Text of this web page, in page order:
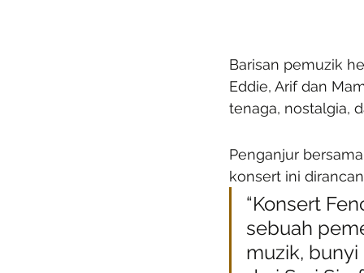
Barisan pemuzik
Eddie, Arif dan
tenaga, nostalgia,
Penganjur
konsert ini
“Konsert
sebuah
muzik, bunyi